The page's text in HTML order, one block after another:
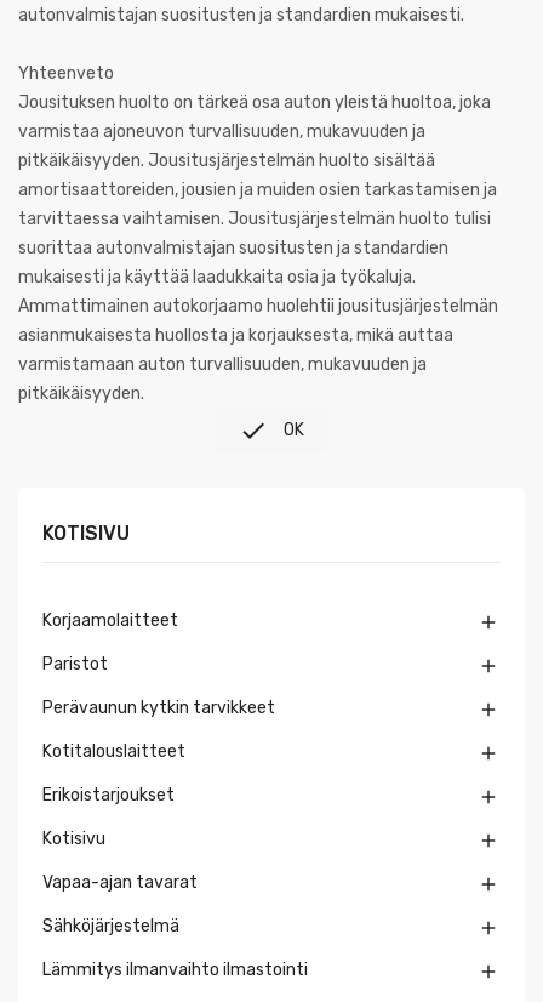
autonvalmistajan suositusten ja standardien mukaisesti.
Yhteenveto
Jousituksen huolto on tärkeä osa auton yleistä huoltoa, joka
varmistaa ajoneuvon turvallisuuden, mukavuuden ja
pitkäikäisyyden. Jousitusjärjestelmän huolto sisältää
amortisaattoreiden, jousien ja muiden osien tarkastamisen ja
tarvittaessa vaihtamisen. Jousitusjärjestelmän huolto tulisi
suorittaa autonvalmistajan suositusten ja standardien
mukaisesti ja käyttää laadukkaita osia ja työkaluja.
Ammattimainen autokorjaamo huolehtii jousitusjärjestelmän
asianmukaisesta huollosta ja korjauksesta, mikä auttaa
varmistamaan auton turvallisuuden, mukavuuden ja
pitkäikäisyyden.
 OK
KOTISIVU
Korjaamolaitteet 
Paristot 
Perävaunun kytkin tarvikkeet 
Kotitalouslaitteet 
Erikoistarjoukset 
Kotisivu 
Vapaa-ajan tavarat 
Sähköjärjestelmä 
Lämmitys ilmanvaihto ilmastointi 